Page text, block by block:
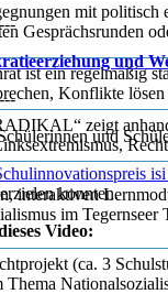
und
und
konnten.
Video:
mit politisch
Gesprächsrunden
ist ein regelmäßig
Konflikte
zeigt
interaktiven
im Tegernseer
(ca. 3
Thema